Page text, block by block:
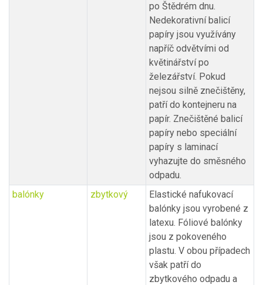
po Štědrém dnu.
Nedekorativní balicí
papíry jsou využívány
napříč odvětvími od
květinářství po
železářství. Pokud
nejsou silně znečištěny,
patří do kontejneru na
papír. Znečištěné balicí
papíry nebo speciální
papíry s laminací
vyhazujte do směsného
odpadu.
balónky
zbytkový
Elastické nafukovací
balónky jsou vyrobené z
latexu. Fóliové balónky
jsou z pokoveného
plastu. V obou případech
však patří do
zbytkového odpadu a